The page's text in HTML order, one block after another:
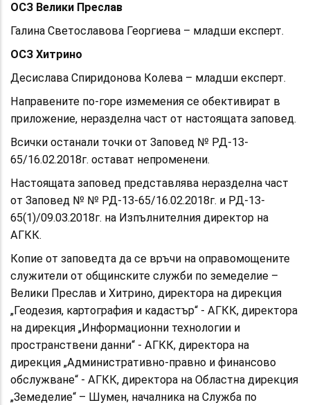
ОСЗ Велики Преслав
Галина Светославова Георгиева – младши експерт.
ОСЗ Хитрино
Десислава Спиридонова Колева – младши експерт.
Направените по-горе измемения се обективират в
приложение, неразделна част от настоящата заповед.
Всички останали точки от Заповед № РД-13-
65/16.02.2018г. остават непроменени.
Настоящата заповед представлява неразделна част
от Заповед № № РД-13-65/16.02.2018г. и РД-13-
65(1)/09.03.2018г. на Изпълнителния директор на
АГКК.
Копие от заповедта да се връчи на оправомощените
служители от общинските служби по земеделие –
Велики Преслав и Хитрино, директора на дирекция
„Геодезия, картография и кадастър“ - АГКК, директора
на дирекция „Информационни технологии и
пространствени данни“ - АГКК, директора на
дирекция „Административно-правно и финансово
обслужване“ - АГКК, директора на Областна дирекция
„Земеделие“ – Шумен, началника на Служба по